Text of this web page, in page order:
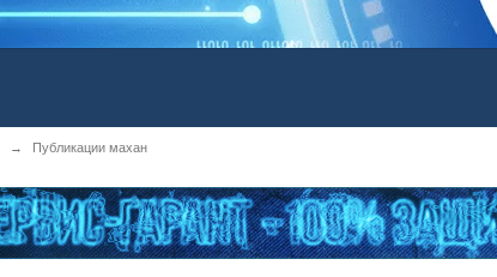
→ Публикации махан